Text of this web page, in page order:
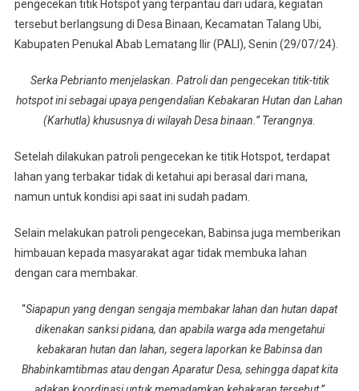
Hotspot
Yang
Dari
Udara
pengecekan titik Hotspot yang terpantau dari udara, kegiatan
tersebut berlangsung di Desa Binaan, Kecamatan Talang Ubi,
Kabupaten Penukal Abab Lematang Ilir (PALI), Senin (29/07/24).
Serka Pebrianto menjelaskan. Patroli dan pengecekan titik-titik
hotspot ini sebagai upaya pengendalian Kebakaran Hutan dan Lahan
(Karhutla) khususnya di wilayah Desa binaan.” Terangnya.
Setelah dilakukan patroli pengecekan ke titik Hotspot, terdapat
lahan yang terbakar tidak di ketahui api berasal dari mana,
namun untuk kondisi api saat ini sudah padam.
Selain melakukan patroli pengecekan, Babinsa juga memberikan
himbauan kepada masyarakat agar tidak membuka lahan
dengan cara membakar.
“Siapapun yang dengan sengaja membakar lahan dan hutan dapat
dikenakan sanksi pidana, dan apabila warga ada mengetahui
kebakaran hutan dan lahan, segera laporkan ke Babinsa dan
Bhabinkamtibmas atau dengan Aparatur Desa, sehingga dapat kita